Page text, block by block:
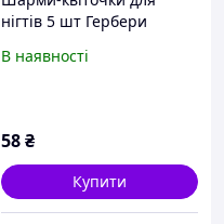
нігтів 5 шт Гербери
для унікального манікюру
В наявності
58₴
Купити